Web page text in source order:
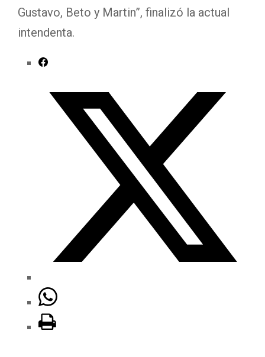
Gustavo, Beto y Martin”, finalizó la actual
intendenta.